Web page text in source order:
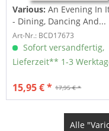
Various: An Evening In
- Dining, Dancing And...
Art-Nr.: BCD17673
Sofort versandfertig,
Lieferzeit** 1-3
17,95 € *
15,95 € *
Alle